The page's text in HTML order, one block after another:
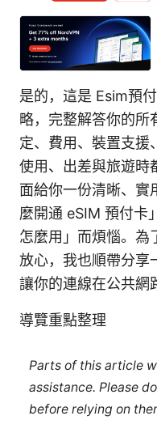
是的，這是 Esim預
略，完整解答你的所
定、費用、裝置支援
使用、出差與旅遊時
面給你一份清晰、實
麼開通 eSIM 預付卡
怎麼用」而煩惱。為
放心，我也順帶分享
讓你的連線在公共網
導覽重點整理
Parts of this article
assistance. Please
before relying on